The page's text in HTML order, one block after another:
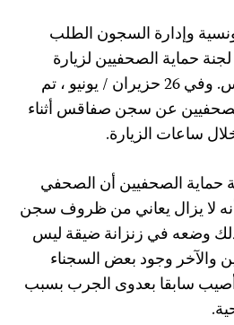
وإدارة السجون الطلب
حماية الصحفيين لزيارة
بوخدير في سجن صفاقس. وفي 26 حزيران / يونيو ، تم
عن سجن صفاقس أثناء
ساعات الزيارة.
حماية الصحفيين أن الصحفي
لا يزال يعاني من ظروف سجن
وضعه في زنزانة ضيقة ليس
والآخر وجود بعض السجناء
سابقا بعدوى الجرب بسبب